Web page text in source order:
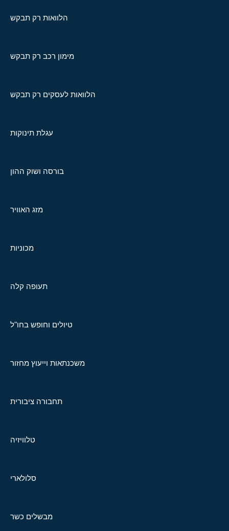
הלוואות רק תבקש
מימון רכב רק תבקש
הלוואות לעסקים רק תבקש
עגלת תינוקות
בורסה ושוק ההון
מזג האוויר
מכוניות
תעופה קלה
טיולים וחופש בחו"ל
משכנתאות וייעוץ מחזור
תחבורה ציבורית
טלוויזיה
סלולארי
מבשלים כשר